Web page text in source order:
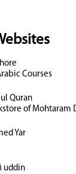
Courses
Quran
of Mohtaram
Yar
uddin